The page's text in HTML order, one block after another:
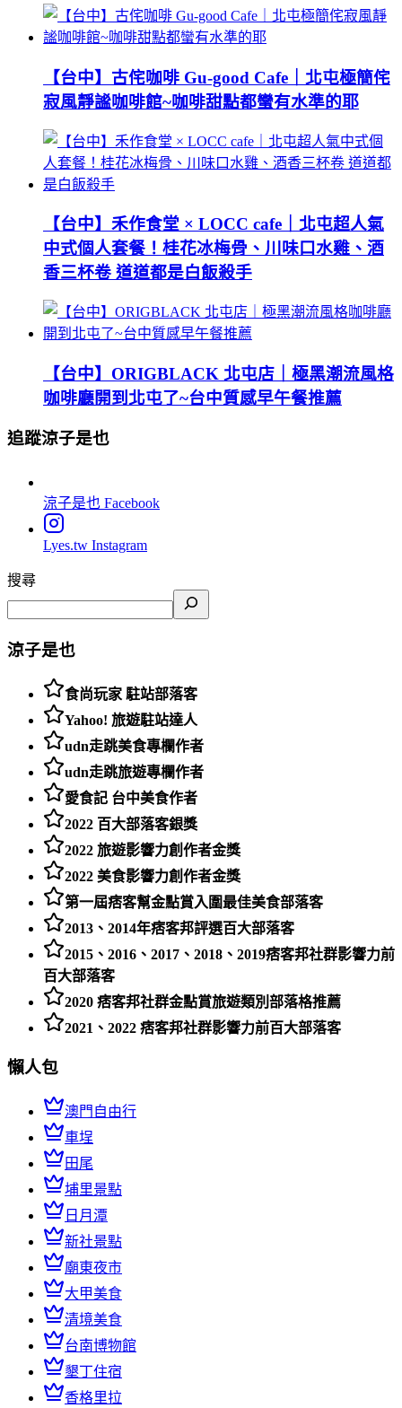
【台中】古侘咖啡 Gu-good Cafe｜北屯極簡侘
寂風靜謐咖啡館~咖啡甜點都蠻有水準的耶
【台中】禾作食堂 × LOCC cafe｜北屯超人氣
中式個人套餐！桂花冰梅骨、川味口水雞、酒
香三杯卷 道道都是白飯殺手
【台中】ORIGBLACK 北屯店｜極黑潮流風格
咖啡廳開到北屯了~台中質感早午餐推薦
追蹤涼子是也
涼子是也 Facebook
Lyes.tw Instagram
搜尋
涼子是也
食尚玩家 駐站部落客
Yahoo! 旅遊駐站達人
udn走跳美食專欄作者
udn走跳旅遊專欄作者
愛食記 台中美食作者
2022 百大部落客銀獎
2022 旅遊影響力創作者金獎
2022 美食影響力創作者金獎
第一屆痞客幫金點賞入圍最佳美食部落客
2013、2014年痞客邦評選百大部落客
2015、2016、2017、2018、2019痞客邦社群影響力前
百大部落客
2020 痞客邦社群金點賞旅遊類別部落格推薦
2021、2022 痞客邦社群影響力前百大部落客
懶人包
澳門自由行
車埕
田尾
埔里景點
日月潭
新社景點
廟東夜市
大甲美食
清境美食
台南博物館
墾丁住宿
香格里拉